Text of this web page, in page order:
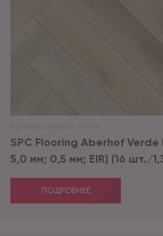
SPC Flooring Aberhof
5,0 мм; 0,5 мм; EIR) (16 шт./
ПОДРОБНЕЕ